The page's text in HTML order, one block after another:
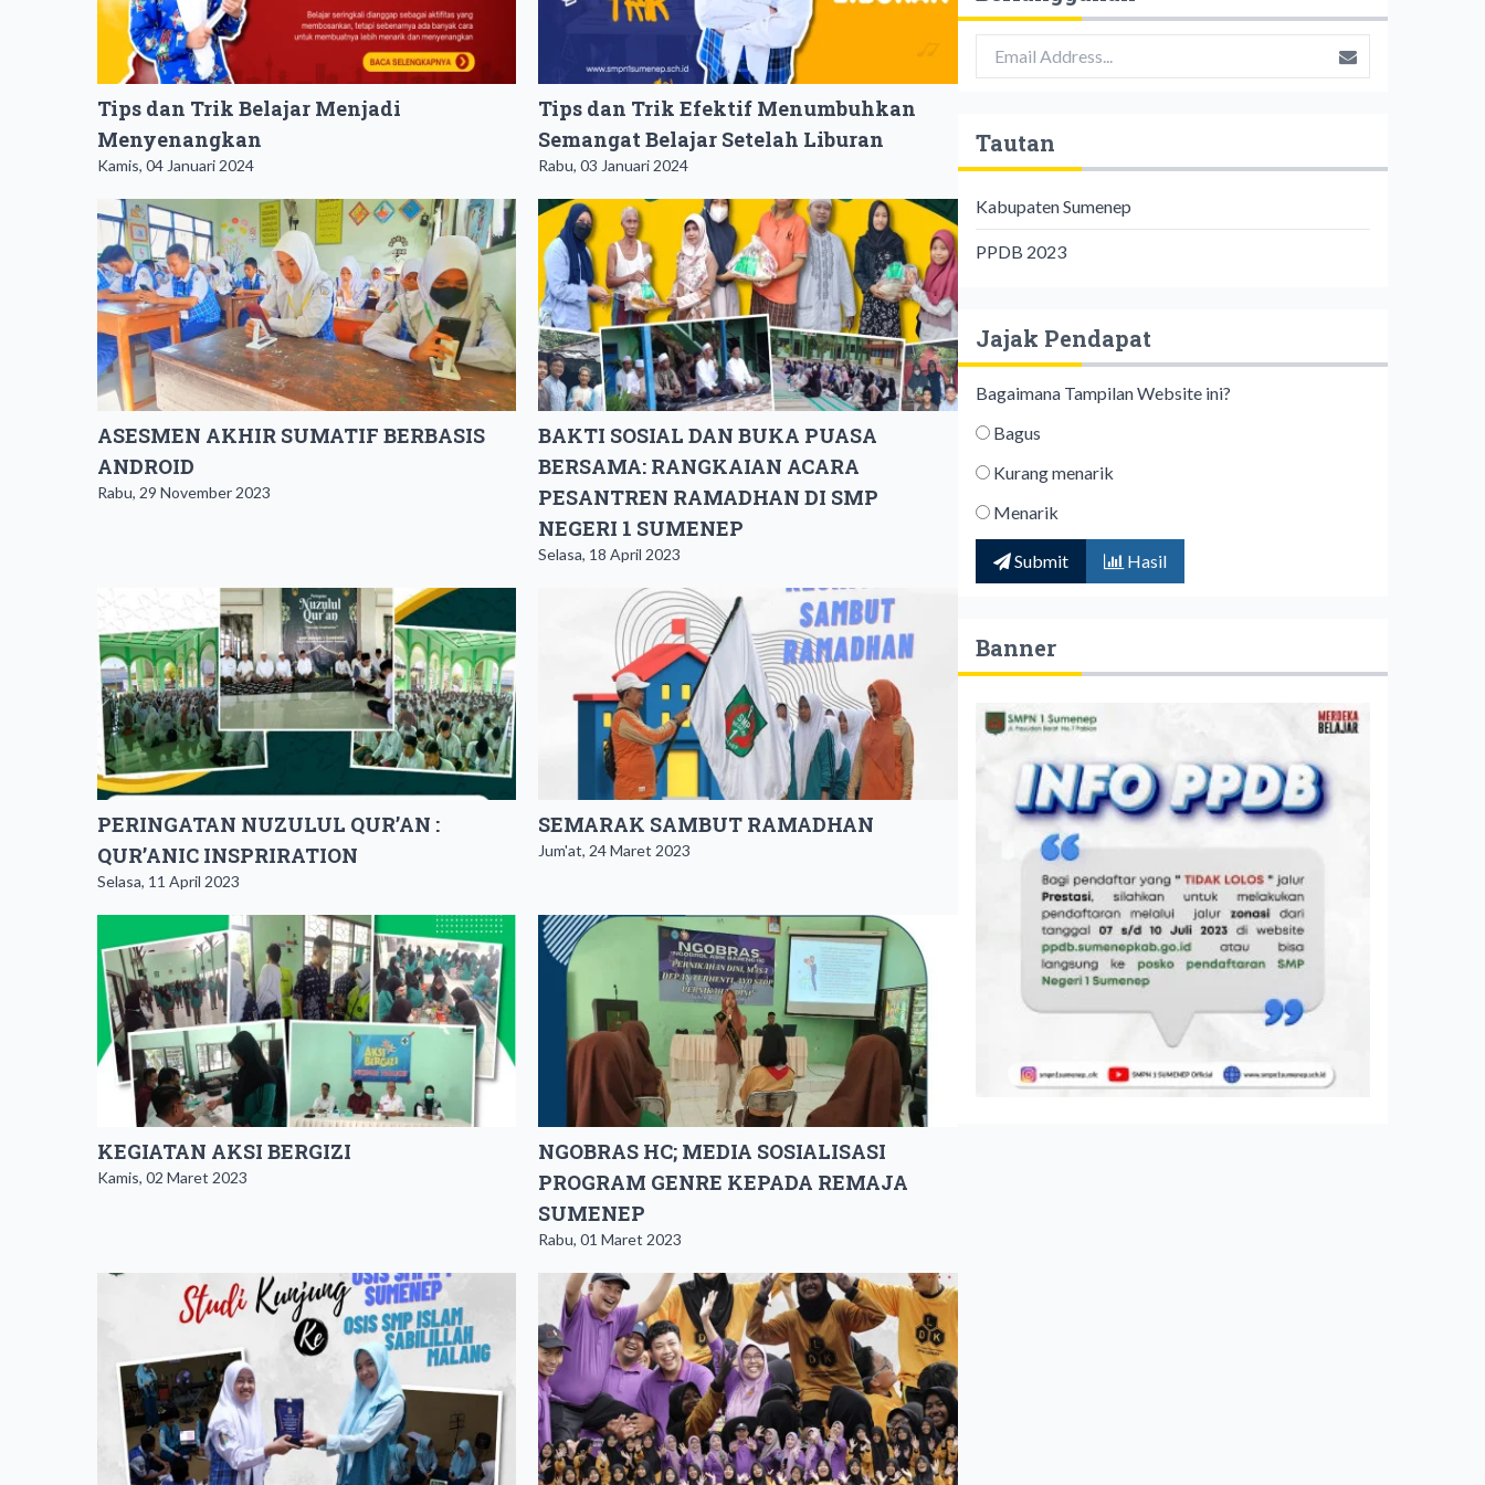
Tips dan Trik Belajar Menjadi
Menyenangkan
Kamis, 04 Januari 2024
Tips dan Trik Efektif Menumbuhkan
Semangat Belajar Setelah Liburan
Rabu, 03 Januari 2024
ASESMEN AKHIR SUMATIF BERBASIS
ANDROID
Rabu, 29 November 2023
BAKTI SOSIAL DAN BUKA PUASA
BERSAMA: RANGKAIAN ACARA
PESANTREN RAMADHAN DI SMP
NEGERI 1 SUMENEP
Selasa, 18 April 2023
PERINGATAN NUZULUL QUR’AN :
QUR’ANIC INSPRIRATION
Selasa, 11 April 2023
SEMARAK SAMBUT RAMADHAN
Jum'at, 24 Maret 2023
KEGIATAN AKSI BERGIZI
Kamis, 02 Maret 2023
NGOBRAS HC; MEDIA SOSIALISASI
PROGRAM GENRE KEPADA REMAJA
SUMENEP
Rabu, 01 Maret 2023
Tautan
Kabupaten Sumenep
PPDB 2023
Jajak Pendapat
Bagaimana Tampilan Website ini?
Bagus
Kurang menarik
Menarik
Submit Hasil
Banner